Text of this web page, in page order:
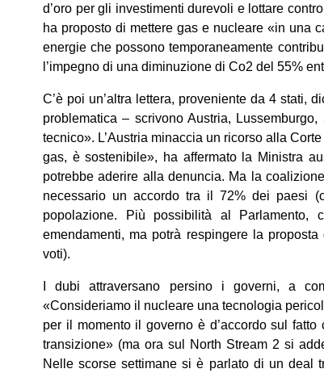
d’oro per gli investimenti durevoli e lottare
ha proposto di mettere gas e nucleare «in una
energie che possono temporaneamente
l’impegno di una diminuzione di Co2 del 55%
C’è poi un’altra lettera, proveniente da 4 stati,
problematica – scrivono Austria,
tecnico». L’Austria minaccia un ricorso alla
gas, è sostenibile», ha affermato la Ministra
potrebbe aderire alla denuncia. Ma la
necessario un accordo tra il 72% dei paesi
popolazione. Più possibilità al
emendamenti, ma potrà respingere la
voti).
I dubi attraversano persino i governi, a
«Consideriamo il nucleare una tecnologia
per il momento il governo è d’accordo sul
transizione» (ma ora sul North Stream 2 si
Nelle scorse settimane si è parlato di un deal